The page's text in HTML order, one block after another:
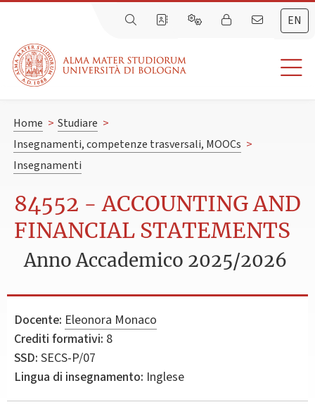
EN
Home > Studiare >
Insegnamenti, competenze trasversali, MOOCs >
Insegnamenti
84552 - ACCOUNTING AND
FINANCIAL STATEMENTS
Anno Accademico 2025/2026
Docente: Eleonora Monaco
Crediti formativi: 8
SSD: SECS-P/07
Lingua di insegnamento: Inglese